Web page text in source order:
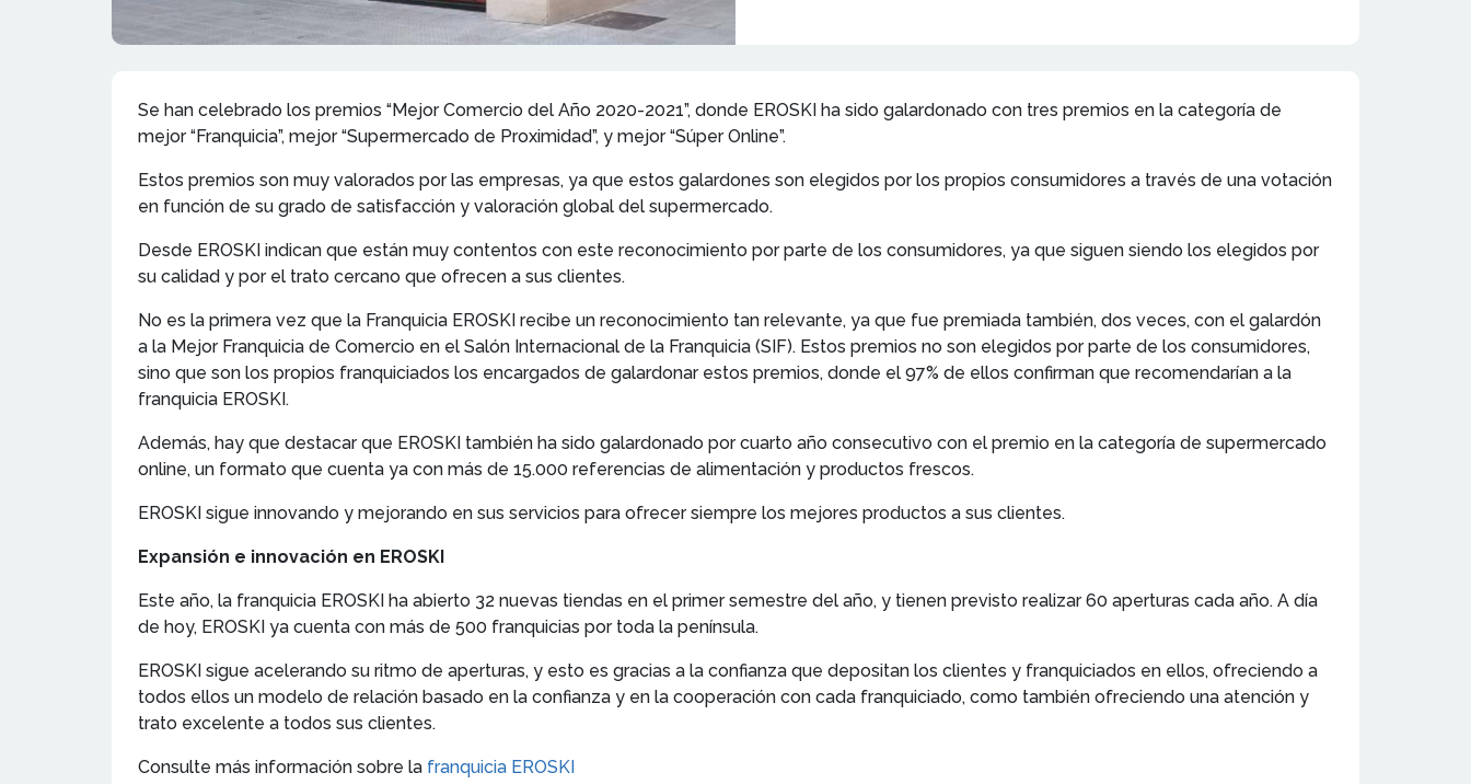
Se han celebrado los premios “Mejor Comercio del Año 2020-2021”, donde EROSKI ha sido galardonado con tres premios en la categoría de
mejor “Franquicia”, mejor “Supermercado de Proximidad”, y mejor “Súper Online”.
Estos premios son muy valorados por las empresas, ya que estos galardones son elegidos por los propios consumidores a través de una votación
en función de su grado de satisfacción y valoración global del supermercado.
Desde EROSKI indican que están muy contentos con este reconocimiento por parte de los consumidores, ya que siguen siendo los elegidos por
su calidad y por el trato cercano que ofrecen a sus clientes.
No es la primera vez que la Franquicia EROSKI recibe un reconocimiento tan relevante, ya que fue premiada también, dos veces, con el galardón
a la Mejor Franquicia de Comercio en el Salón Internacional de la Franquicia (SIF). Estos premios no son elegidos por parte de los consumidores,
sino que son los propios franquiciados los encargados de galardonar estos premios, donde el 97% de ellos confirman que recomendarían a la
franquicia EROSKI.
Además, hay que destacar que EROSKI también ha sido galardonado por cuarto año consecutivo con el premio en la categoría de supermercado
online, un formato que cuenta ya con más de 15.000 referencias de alimentación y productos frescos.
EROSKI sigue innovando y mejorando en sus servicios para ofrecer siempre los mejores productos a sus clientes.
Expansión e innovación en EROSKI
Este año, la franquicia EROSKI ha abierto 32 nuevas tiendas en el primer semestre del año, y tienen previsto realizar 60 aperturas cada año. A día
de hoy, EROSKI ya cuenta con más de 500 franquicias por toda la península.
EROSKI sigue acelerando su ritmo de aperturas, y esto es gracias a la confianza que depositan los clientes y franquiciados en ellos, ofreciendo a
todos ellos un modelo de relación basado en la confianza y en la cooperación con cada franquiciado, como también ofreciendo una atención y
trato excelente a todos sus clientes.
Consulte más información sobre la franquicia EROSKI